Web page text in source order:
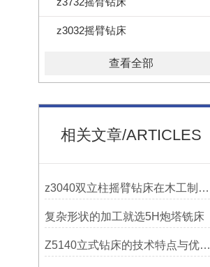
z3032摇臂钻床
查看全部
相关文章/ARTICLES
z3040双立柱摇臂钻床在木工制作中的应用
复杂形状的加工就选5H炮塔铣床
Z5140立式钻床的技术特点与优势分析